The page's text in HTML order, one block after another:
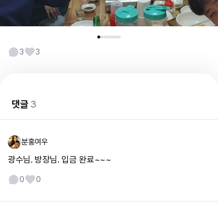
3 3
댓글3
분홍여우
광수님. 방장님. 입금 완료~~~
0 0